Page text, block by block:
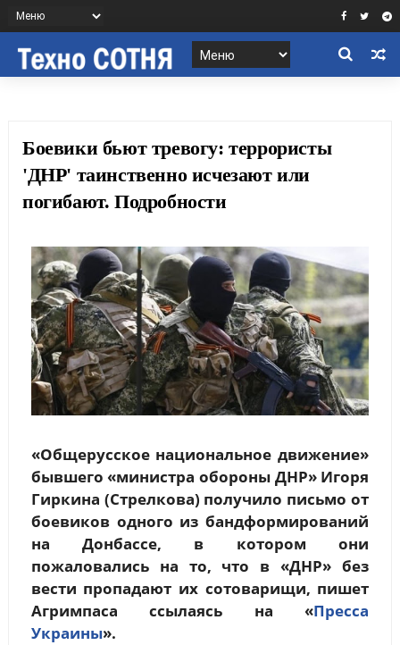
Боевики бьют тревогу: террористы
'ДНР' таинственно исчезают или
погибают. Подробности
«Общерусское национальное движение»
бывшего «министра обороны ДНР» Игоря
Гиркина (Стрелкова) получило письмо от
боевиков одного из бандформирований
на Донбассе, в котором они
пожаловались на то, что в «ДНР» без
вести пропадают их сотоварищи, пишет
Агримпаса ссылаясь на «Пресса
Украины».